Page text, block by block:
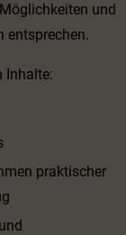
und
entsprechen.
Inhalte:
praktischer